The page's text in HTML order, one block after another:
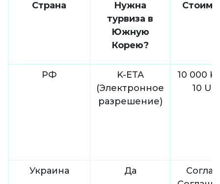
Страна
Нужна
турвиза в
Южную
Корею?
РФ
K-ETA
(Электронное
разрешение)
10 000
10
Украина Да